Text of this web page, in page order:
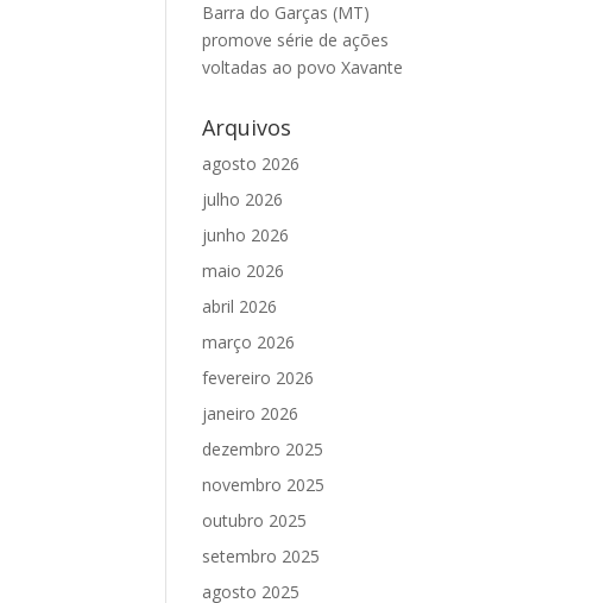
Barra do Garças (MT)
promove série de ações
voltadas ao povo Xavante
Arquivos
agosto 2026
julho 2026
junho 2026
maio 2026
abril 2026
março 2026
fevereiro 2026
janeiro 2026
dezembro 2025
novembro 2025
outubro 2025
setembro 2025
agosto 2025